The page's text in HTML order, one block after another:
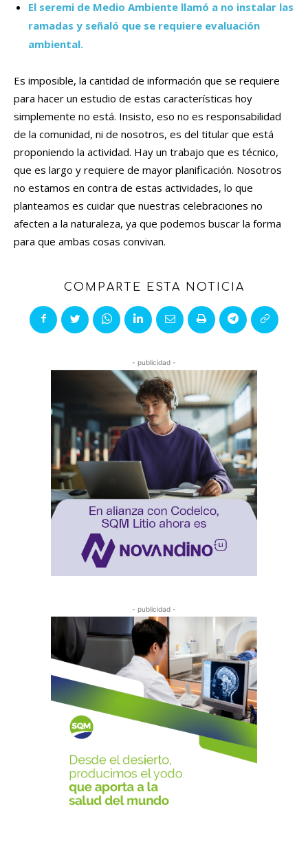
El seremi de Medio Ambiente llamó a no instalar las
ramadas y señaló que se requiere evaluación
ambiental.
Es imposible, la cantidad de información que se requiere
para hacer un estudio de estas características hoy
simplemente no está. Insisto, eso no es responsabilidad
de la comunidad, ni de nosotros, es del titular que está
proponiendo la actividad. Hay un trabajo que es técnico,
que es largo y requiere de mayor planificación. Nosotros
no estamos en contra de estas actividades, lo que
planteamos es cuidar que nuestras celebraciones no
afecten a la naturaleza, ya que podemos buscar la forma
para que ambas cosas convivan.
COMPARTE ESTA NOTICIA
- publicidad -
- publicidad -